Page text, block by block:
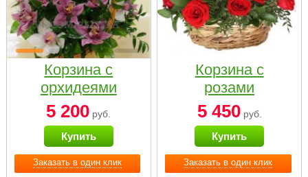
Заказать в один клик
Корзина с
орхидеями
малая
5 200 руб.
Купить
Заказать в один клик
Корзина с
розами
«Красный
Париж»
5 450руб.
Купить